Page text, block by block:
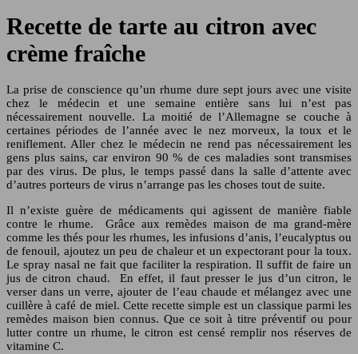
Recette de tarte au citron avec
crème fraîche
La prise de conscience qu’un rhume dure sept jours avec une visite
chez le médecin et une semaine entière sans lui n’est pas
nécessairement nouvelle. La moitié de l’Allemagne se couche à
certaines périodes de l’année avec le nez morveux, la toux et le
reniflement. Aller chez le médecin ne rend pas nécessairement les
gens plus sains, car environ 90 % de ces maladies sont transmises
par des virus. De plus, le temps passé dans la salle d’attente avec
d’autres porteurs de virus n’arrange pas les choses tout de suite.
Il n’existe guère de médicaments qui agissent de manière fiable
contre le rhume. Grâce aux remèdes maison de ma grand-mère
comme les thés pour les rhumes, les infusions d’anis, l’eucalyptus ou
de fenouil, ajoutez un peu de chaleur et un expectorant pour la toux.
Le spray nasal ne fait que faciliter la respiration. Il suffit de faire un
jus de citron chaud. En effet, il faut presser le jus d’un citron, le
verser dans un verre, ajouter de l’eau chaude et mélangez avec une
cuillère à café de miel. Cette recette simple est un classique parmi les
remèdes maison bien connus. Que ce soit à titre préventif ou pour
lutter contre un rhume, le citron est censé remplir nos réserves de
vitamine C.